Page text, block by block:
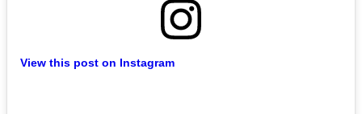
View this post on Instagram